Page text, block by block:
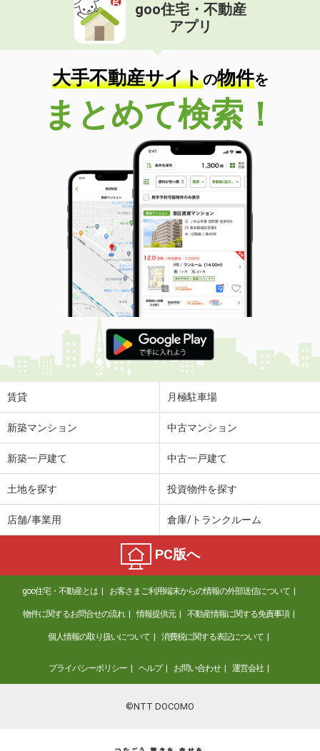
goo住宅・不動産
アプリ
大手不動産サイトの物件を
まとめて検索！
賃貸 月極駐車場
新築マンション 中古マンション
新築一戸建て 中古一戸建て
土地を探す 投資物件を探す
店舗/事業用 倉庫/トランクルーム
PC版へ
goo住宅・不動産とは お客さまご利用端末からの情報の外部送信について
物件に関するお問合せの流れ 情報提供元 不動産情報に関する免責事項
個人情報の取り扱いについて 消費税に関する表記について
プライバシーポリシー ヘルプ お問い合わせ 運営会社
©NTT DOCOMO